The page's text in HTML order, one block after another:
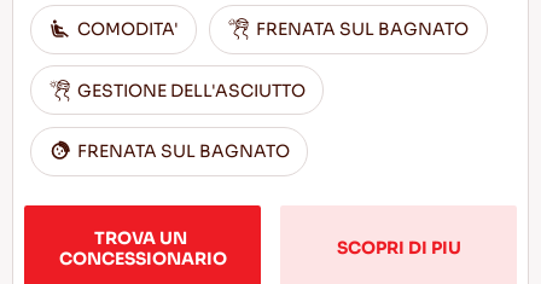
COMODITA' FRENATA SUL BAGNATO
GESTIONE DELL'ASCIUTTO
FRENATA SUL BAGNATO
TROVA UN
CONCESSIONARIO
SCOPRI DI PIU